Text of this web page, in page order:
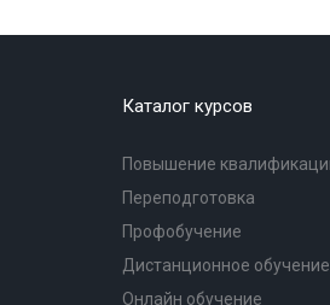
Каталог курсов
Повышение
Переподготовка
Профобучение
Дистанционное обучение
Онлайн обучение